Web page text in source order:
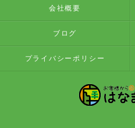
会社概要
ブログ
プライバシーポリシー